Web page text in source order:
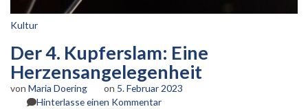
Kultur
Der 4. Kupferslam: Eine
Herzensangelegenheit
von Maria Doering on 5. Februar 2023
Hinterlasse einen Kommentarzu